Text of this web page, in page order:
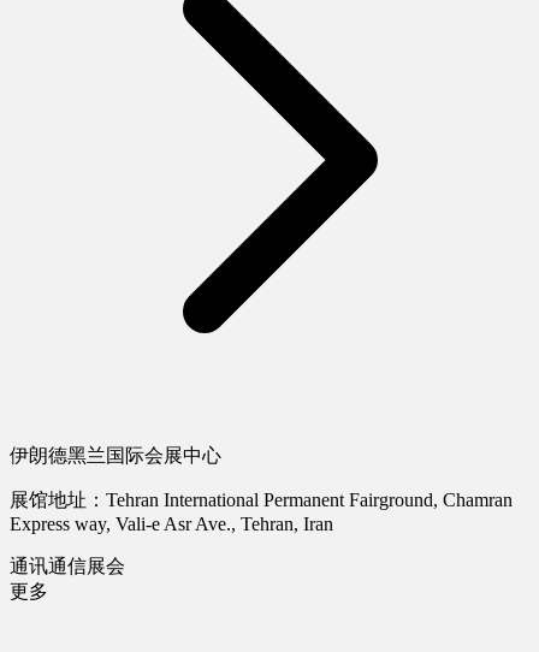
伊朗德黑兰国际会展中心
展馆地址：Tehran International Permanent Fairground, Chamran
Express way, Vali-e Asr Ave., Tehran, Iran
通讯通信展会
更多